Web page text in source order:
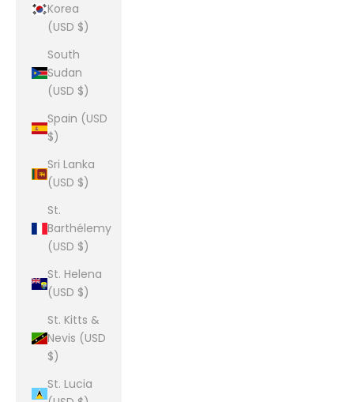
Korea
(USD $)
South
Sudan
(USD $)
Spain (USD
$)
Sri Lanka
(USD $)
St.
Barthélemy
(USD $)
St. Helena
(USD $)
St. Kitts &
Nevis (USD
$)
St. Lucia